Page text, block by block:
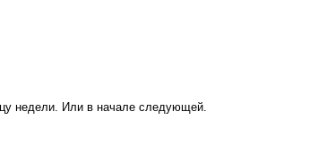
недели. Или в начале следующей.